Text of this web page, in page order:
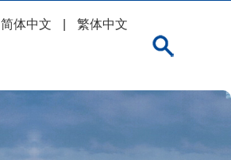
简体中文 繁体中文